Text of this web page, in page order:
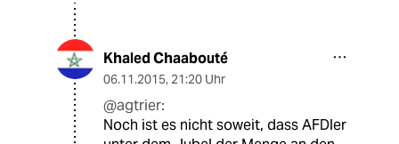
Khaled Chaabouté
06.11.2015, 21:20 Uhr
@agtrier:
Noch ist es nicht soweit, dass AFDler